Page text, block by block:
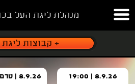
מנהלת ליגת העל
8.9.26 | 19:00 8.9.26 | טרם נקבע